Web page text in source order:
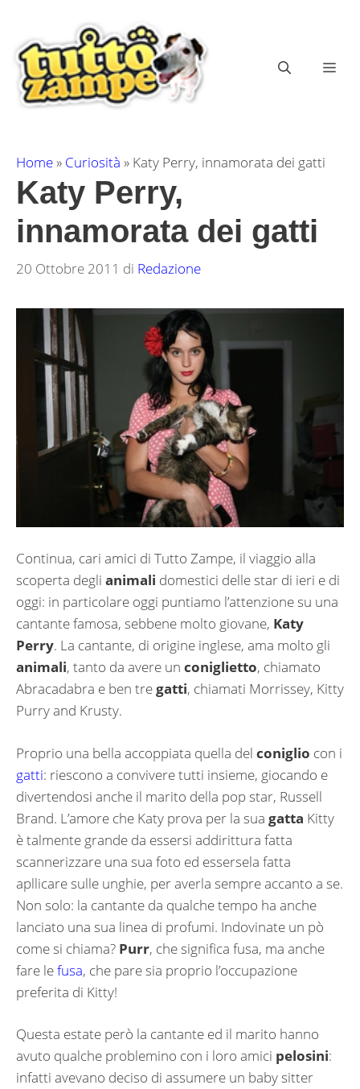
contenuto
Home» Curiosità » Katy Perry, innamorata dei gatti
Katy Perry,
innamorata dei gatti
20 Ottobre 2011 di Redazione
Continua, cari amici di Tutto Zampe, il viaggio alla
scoperta degli animali domestici delle star di ieri e di
oggi: in particolare oggi puntiamo l’attenzione su una
cantante famosa, sebbene molto giovane, Katy
Perry. La cantante, di origine inglese, ama molto gli
animali, tanto da avere un coniglietto, chiamato
Abracadabra e ben tregatti, chiamati Morrissey, Kitty
Purry and Krusty.
Proprio una bella accoppiata quella del coniglio con i
gatti: riescono a convivere tutti insieme, giocando e
divertendosi anche il marito della pop star, Russell
Brand. L’amore che Katy prova per la sua gatta Kitty
è talmente grande da essersi addirittura fatta
scannerizzare una sua foto ed essersela fatta
apllicare sulle unghie, per averla sempre accanto a se.
Non solo: la cantante da qualche tempo ha anche
lanciato una sua linea di profumi. Indovinate un pò
come si chiama? Purr, che significa fusa, ma anche
fare lefusa, che pare sia proprio l’occupazione
preferita di Kitty!
Questa estate però la cantante ed il marito hanno
avuto qualche problemino con i loro amici pelosini:
infatti avevano deciso di assumere un baby sitter